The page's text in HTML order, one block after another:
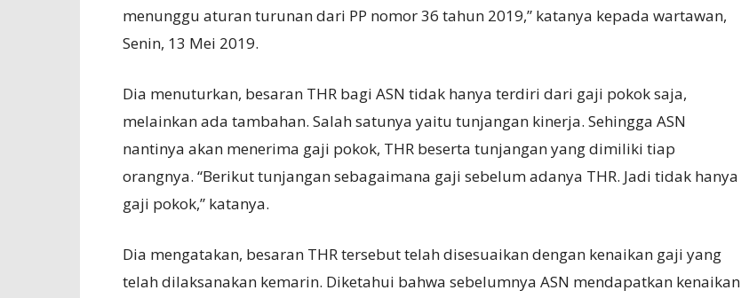
menunggu aturan turunan dari PP nomor 36 tahun 2019,” katanya kepada wartawan,
Senin, 13 Mei 2019.
Dia menuturkan, besaran THR bagi ASN tidak hanya terdiri dari gaji pokok saja,
melainkan ada tambahan. Salah satunya yaitu tunjangan kinerja. Sehingga ASN
nantinya akan menerima gaji pokok, THR beserta tunjangan yang dimiliki tiap
orangnya. “Berikut tunjangan sebagaimana gaji sebelum adanya THR. Jadi tidak hanya
gaji pokok,” katanya.
Dia mengatakan, besaran THR tersebut telah disesuaikan dengan kenaikan gaji yang
telah dilaksanakan kemarin. Diketahui bahwa sebelumnya ASN mendapatkan kenaikan